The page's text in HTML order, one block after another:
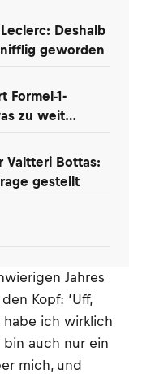
Deshalb
geworden
Formel-1-
zu weit
Valtteri Bottas:
gestellt
Jahres
Kopf: ‘Uff,
ich wirklich
bin auch nur ein
mich, und